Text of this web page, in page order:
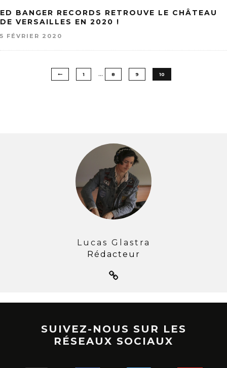
ED BANGER RECORDS RETROUVE LE CHÂTEAU
DE VERSAILLES EN 2020 !
5 FÉVRIER 2020
1 … 8 9 10
Lucas Glastra
Rédacteur
SUIVEZ-NOUS SUR LES
RÉSEAUX SOCIAUX